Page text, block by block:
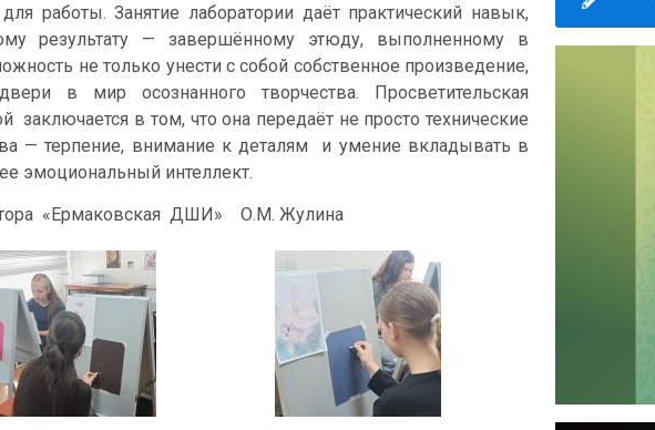
работы. Занятие лаборатории даёт практический навык,
результату — завершённому этюду, выполненному в
не только унести с собой собственное произведение,
в мир осознанного творчества. Просветительская
заключается в том, что она передаёт не просто технические
— терпение, внимание к деталям и умение вкладывать в
эмоциональный интеллект.
«Ермаковская ДШИ» О.М. Жулина